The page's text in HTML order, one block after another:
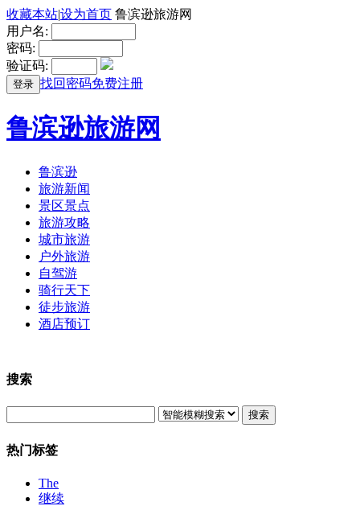
收藏本站|设为首页 鲁滨逊旅游网
用户名:
密码:
验证码:
登录 找回密码免费注册
鲁滨逊旅游网
鲁滨逊
旅游新闻
景区景点
旅游攻略
城市旅游
户外旅游
自驾游
骑行天下
徒步旅游
酒店预订
搜索
搜索
热门标签
The
继续